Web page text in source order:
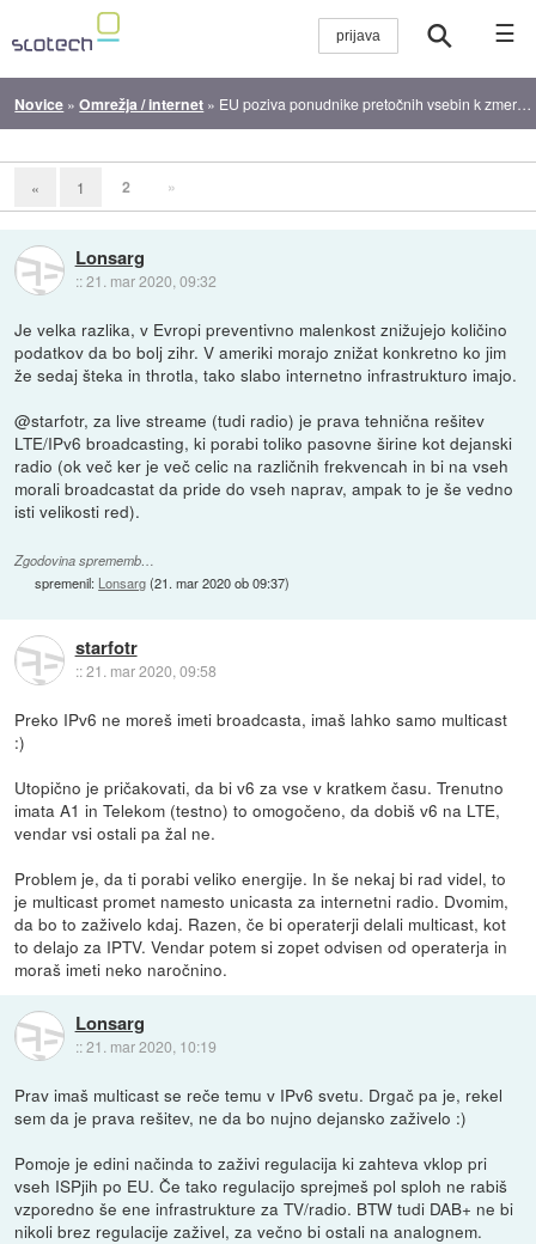
☰
Novice »Omrežja / internet » EU poziva ponudnike pretočnih vsebin k zmernosti, Netflix bo nižal ločljivost
« 1 2 »
Lonsarg
::21. mar 2020, 09:32
Je velka razlika, v Evropi preventivno malenkost znižujejo količino
podatkov da bo bolj zihr. V ameriki morajo znižat konkretno ko jim
že sedaj šteka in throtla, tako slabo internetno infrastrukturo imajo.
@starfotr, za live streame (tudi radio) je prava tehnična rešitev
LTE/IPv6 broadcasting, ki porabi toliko pasovne širine kot dejanski
radio (ok več ker je več celic na različnih frekvencah in bi na vseh
morali broadcastat da pride do vseh naprav, ampak to je še vedno
isti velikosti red).
Zgodovina sprememb…
spremenil: Lonsarg(21. mar 2020 ob 09:37)
starfotr
::21. mar 2020, 09:58
Preko IPv6 ne moreš imeti broadcasta, imaš lahko samo multicast
:)
Utopično je pričakovati, da bi v6 za vse v kratkem času. Trenutno
imata A1 in Telekom (testno) to omogočeno, da dobiš v6 na LTE,
vendar vsi ostali pa žal ne.
Problem je, da ti porabi veliko energije. In še nekaj bi rad videl, to
je multicast promet namesto unicasta za internetni radio. Dvomim,
da bo to zaživelo kdaj. Razen, če bi operaterji delali multicast, kot
to delajo za IPTV. Vendar potem si zopet odvisen od operaterja in
moraš imeti neko naročnino.
Lonsarg
::21. mar 2020, 10:19
Prav imaš multicast se reče temu v IPv6 svetu. Drgač pa je, rekel
sem da je prava rešitev, ne da bo nujno dejansko zaživelo :)
Pomoje je edini načinda to zaživi regulacija ki zahteva vklop pri
vseh ISPjih po EU. Če tako regulacijo sprejmeš pol sploh ne rabiš
vzporedno še ene infrastrukture za TV/radio. BTW tudi DAB+ ne bi
nikoli brez regulacije zaživel, za večno bi ostali na analognem.